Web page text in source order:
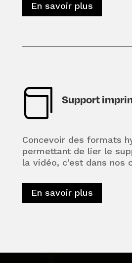
En savoir plus
 Support
Concevoir des formats
permettant de lier le
la vidéo, c’est dans nos
En savoir plus